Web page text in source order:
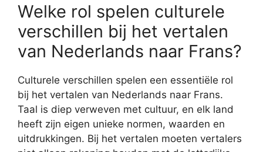
Welke rol spelen culturele
verschillen bij het vertalen
van Nederlands naar Frans?
Culturele verschillen spelen een essentiële rol
bij het vertalen van Nederlands naar Frans.
Taal is diep verweven met cultuur, en elk land
heeft zijn eigen unieke normen, waarden en
uitdrukkingen. Bij het vertalen moeten vertalers